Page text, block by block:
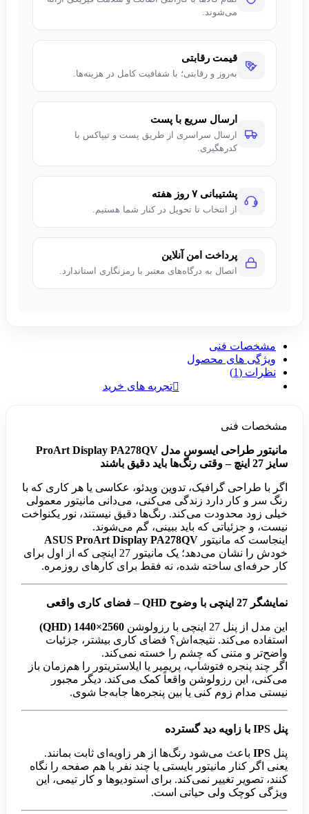
می‌شوند.
قیمت رقابتی
به‌روز و رقابتی؛ با شفافیت کامل در هزینه‌ها.
ارسال سریع با پست
ارسال سراسری از طریق پست و تیپاکس با
کدرهگیری.
پشتیبانی ۷ روز هفته
از انتخاب تا تحویل در کنار شما هستیم.
پرداخت امن آنلاین
اتصال به درگاه‌های معتبر با رمزنگاری استاندارد.
مشخصات فنی
ویژگی های محصول
نظرات (1)
تجربه های خرید
مشخصات فنی
مانیتور طراحی ایسوس مدل ProArt Display PA278QV
سایز 27 اینچ – وقتی رنگ‌ها باید دقیق باشند
اگر با طراحی گرافیک، تدوین ویدئو، عکاسی یا هر کاری که با
رنگ سر و کار دارد زندگی می‌کنی، می‌دانی مانیتور معمولی
خیلی زود محدودت می‌کند. رنگ‌ها دقیق نیستند، نور یکنواخت
نیست، و جزئیاتی که باید ببینی، گم می‌شوند.
اینجاست که مانیتور ASUS ProArt Display PA278QV
خودش را نشان می‌دهد؛ یک مانیتور 27 اینچی که از اول برای
کار حرفه‌ای ساخته شده، نه فقط برای کارهای روزمره.
نمایشگر 27 اینچی با وضوح QHD – فضای کاری واقعی
این مدل از پنل 27 اینچی با رزولوشن
2560×1440 (QHD)
استفاده می‌کند. نتیجه‌اش؟ فضای کاری بیشتر، جزئیات
واضح‌تر و متنی که چشم را خسته نمی‌کند.
اگر چند پنجره فتوشاپ، پریمیر یا ایلاستریتور را هم‌زمان باز
می‌کنی، این رزولوشن واقعاً کمک می‌کند. دیگر مجبور
نیستی مدام زوم کنی یا بین پنجره‌ها جابه‌جا شوی.
پنل IPS با زاویه دید گسترده
پنل IPS باعث می‌شود رنگ‌ها از هر زاویه‌ای ثابت بمانند.
یعنی اگر کنار مانیتور بایستی یا چند نفر با هم صفحه را نگاه
کنند، تصویر تغییر نمی‌کند. برای استودیوها و کار تیمی، این
ویژگی کوچک ولی حیاتی است.